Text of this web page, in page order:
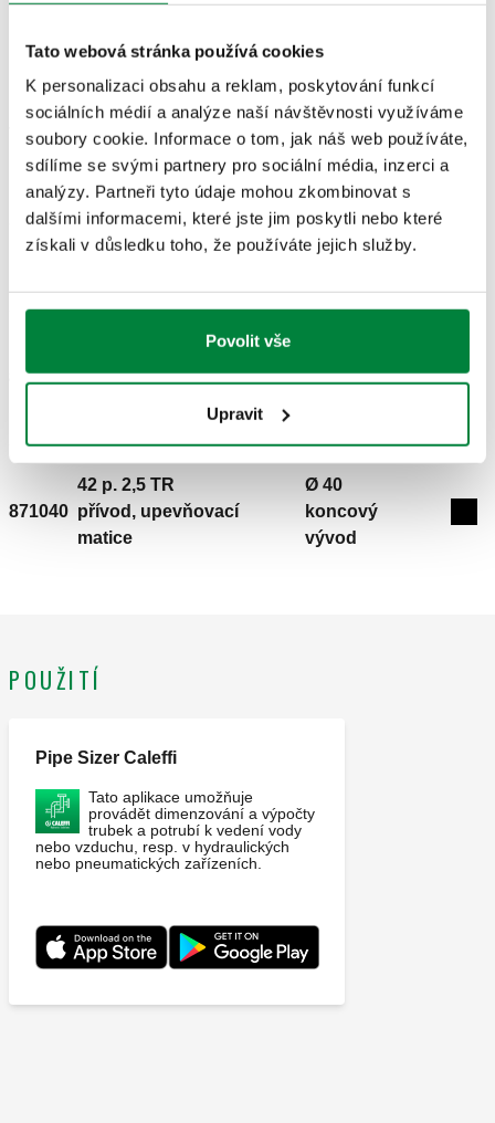
Tato webová stránka používá cookies
K personalizaci obsahu a reklam, poskytování funkcí
sociálních médií a analýze naší návštěvnosti využíváme
soubory cookie. Informace o tom, jak náš web používáte,
sdílíme se svými partnery pro sociální média, inzerci a
analýzy. Partneři tyto údaje mohou zkombinovat s
dalšími informacemi, které jste jim poskytli nebo které
získali v důsledku toho, že používáte jejich služby.
Povolit vše
Upravit
Modely 3D
Text výběrového řízení Zobrazit Zkopírujte
CALEFFI, 871025. Kulový kohout se šroubením pro
polyethylenové potrubí. Připojení rozdělovače: 42 p. 2,5 TR,
přívod, upevňovací matice. Připojení potrubí: Ø 25, koncový
média: -10–40 °C. Rozsah okolních teplot: -20–60 °C. Max.
solné roztoky. Materiál: mosaz.
SCIP code
37fa7317-bd17-4d59-b722-
Zobrazit
Zkopírujte
871032 přívod, upevňovací
koncový
871040
42 p. 2,5 TR
přívod, upevňovací
matice
Ø 40
koncový
vývod
POUŽITÍ
Pipe Sizer Caleffi
Tato aplikace umožňuje
provádět dimenzování a výpočty
trubek a potrubí k vedení vody
nebo vzduchu, resp. v hydraulických
nebo pneumatických zařízeních.